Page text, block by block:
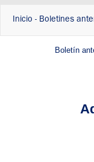
Inicio - Boletines
Boletín